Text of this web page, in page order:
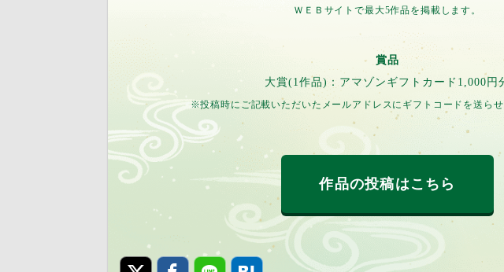
ＷＥＢサイトで最大5作品を掲載します。
賞品
大賞(1作品)：アマゾンギフトカード1,000円
※投稿時にご記載いただいたメールアドレスにギフトコードを送らせ
作品の投稿はこちら